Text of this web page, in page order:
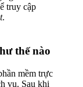
truy cập
.
thế nào
mềm trực
vụ. Sau khi